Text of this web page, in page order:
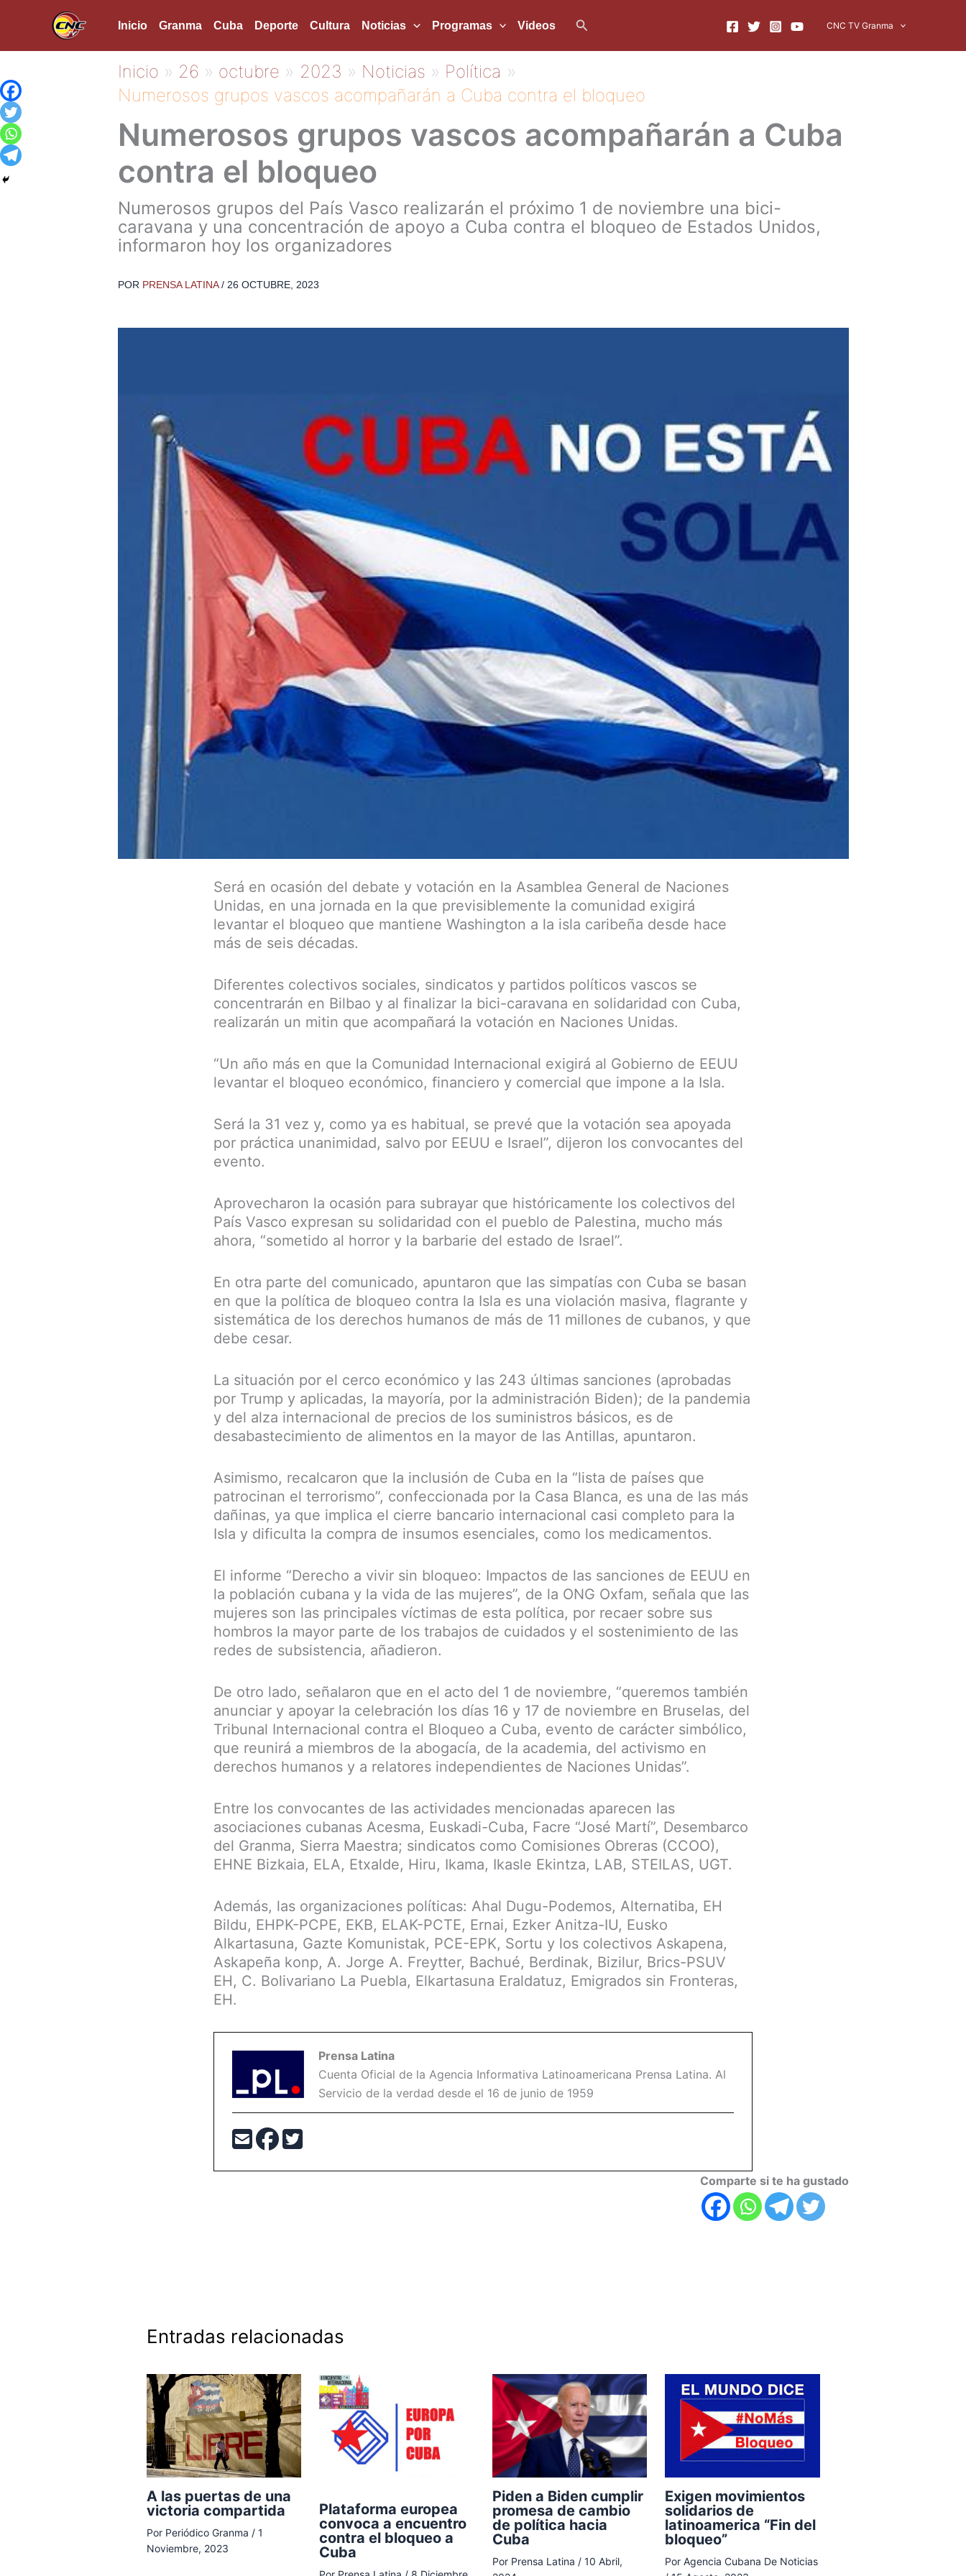
Inicio Granma Cuba Deporte Cultura Noticias Programas Videos Buscar CNC TV Granma
Inicio 26 octubre 2023 Noticias
Política
Numerosos grupos vascos acompañarán a Cuba contra el bloqueo
Numerosos grupos vascos acompañarán a Cuba
contra el bloqueo
Numerosos grupos del País Vasco realizarán el próximo 1 de noviembre una bici-
caravana y una concentración de apoyo a Cuba contra el bloqueo de Estados Unidos,
informaron hoy los organizadores
POR PRENSA LATINA/ 26 OCTUBRE, 2023
Será en ocasión del debate y votación en la Asamblea General de Naciones
Unidas, en una jornada en la que previsiblemente la comunidad exigirá
levantar el bloqueo que mantiene Washington a la isla caribeña desde hace
más de seis décadas.
Diferentes colectivos sociales, sindicatos y partidos políticos vascos se
concentrarán en Bilbao y al finalizar la bici-caravana en solidaridad con Cuba,
realizarán un mitin que acompañará la votación en Naciones Unidas.
“Un año más en que la Comunidad Internacional exigirá al Gobierno de EEUU
levantar el bloqueo económico, financiero y comercial que impone a la Isla.
Será la 31 vez y, como ya es habitual, se prevé que la votación sea apoyada
por práctica unanimidad, salvo por EEUU e Israel”, dijeron los convocantes del
evento.
Aprovecharon la ocasión para subrayar que históricamente los colectivos del
País Vasco expresan su solidaridad con el pueblo de Palestina, mucho más
ahora, “sometido al horror y la barbarie del estado de Israel”.
En otra parte del comunicado, apuntaron que las simpatías con Cuba se basan
en que la política de bloqueo contra la Isla es una violación masiva, flagrante y
sistemática de los derechos humanos de más de 11 millones de cubanos, y que
debe cesar.
La situación por el cerco económico y las 243 últimas sanciones (aprobadas
por Trump y aplicadas, la mayoría, por la administración Biden); de la pandemia
y del alza internacional de precios de los suministros básicos, es de
desabastecimiento de alimentos en la mayor de las Antillas, apuntaron.
Asimismo, recalcaron que la inclusión de Cuba en la “lista de países que
patrocinan el terrorismo”, confeccionada por la Casa Blanca, es una de las más
dañinas, ya que implica el cierre bancario internacional casi completo para la
Isla y dificulta la compra de insumos esenciales, como los medicamentos.
El informe “Derecho a vivir sin bloqueo: Impactos de las sanciones de EEUU en
la población cubana y la vida de las mujeres”, de la ONG Oxfam, señala que las
mujeres son las principales víctimas de esta política, por recaer sobre sus
hombros la mayor parte de los trabajos de cuidados y el sostenimiento de las
redes de subsistencia, añadieron.
De otro lado, señalaron que en el acto del 1 de noviembre, “queremos también
anunciar y apoyar la celebración los días 16 y 17 de noviembre en Bruselas, del
Tribunal Internacional contra el Bloqueo a Cuba, evento de carácter simbólico,
que reunirá a miembros de la abogacía, de la academia, del activismo en
derechos humanos y a relatores independientes de Naciones Unidas”.
Entre los convocantes de las actividades mencionadas aparecen las
asociaciones cubanas Acesma, Euskadi-Cuba, Facre “José Martí”, Desembarco
del Granma, Sierra Maestra; sindicatos como Comisiones Obreras (CCOO),
EHNE Bizkaia, ELA, Etxalde, Hiru, Ikama, Ikasle Ekintza, LAB, STEILAS, UGT.
Además, las organizaciones políticas: Ahal Dugu-Podemos, Alternatiba, EH
Bildu, EHPK-PCPE, EKB, ELAK-PCTE, Ernai, Ezker Anitza-IU, Eusko
Alkartasuna, Gazte Komunistak, PCE-EPK, Sortu y los colectivos Askapena,
Askapeña konp, A. Jorge A. Freytter, Bachué, Berdinak, Bizilur, Brics-PSUV
EH, C. Bolivariano La Puebla, Elkartasuna Eraldatuz, Emigrados sin Fronteras,
EH.
Prensa Latina
Cuenta Oficial de la Agencia Informativa Latinoamericana Prensa Latina. Al
Servicio de la verdad desde el 16 de junio de 1959
Comparte si te ha gustado
Entradas relacionadas
A las puertas de una
victoria compartida
Por Periódico Granma / 1
Noviembre, 2023
Plataforma europea
convoca a encuentro
contra el bloqueo a
Cuba
Piden a Biden cumplir
promesa de cambio
de política hacia
Cuba
Por Prensa Latina / 10 Abril,
Exigen movimientos
solidarios de
latinoamerica “Fin del
bloqueo”
Por Agencia Cubana De Noticias